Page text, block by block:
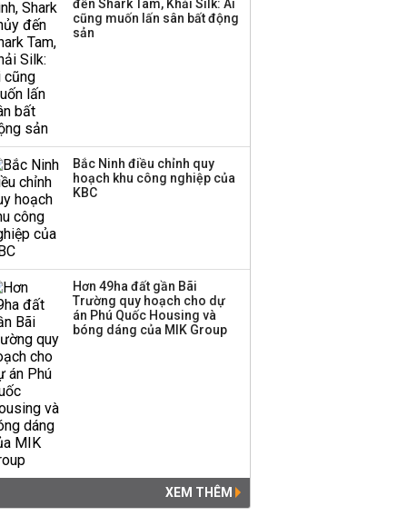
‘phất lên’ trong tháng 8,
nhóm ngành nào có
đến Shark Tam, Khải Silk: Ai
cũng muốn lấn sân bất động
sản
Bắc Ninh điều chỉnh quy
hoạch khu công nghiệp của
KBC
Hơn 49ha đất gần Bãi
Trường quy hoạch cho dự
án Phú Quốc Housing và
bóng dáng của MIK Group
XEM THÊM